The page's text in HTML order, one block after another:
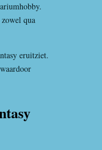
qua
eruitziet.